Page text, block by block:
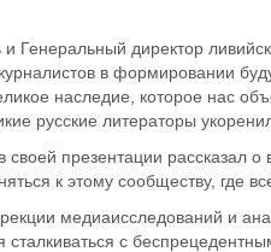
и Генеральный директор
в формировании
наследие, которое нас
русские литераторы
своей презентации
к этому сообществу, где
медиаисследований и
сталкиваться с